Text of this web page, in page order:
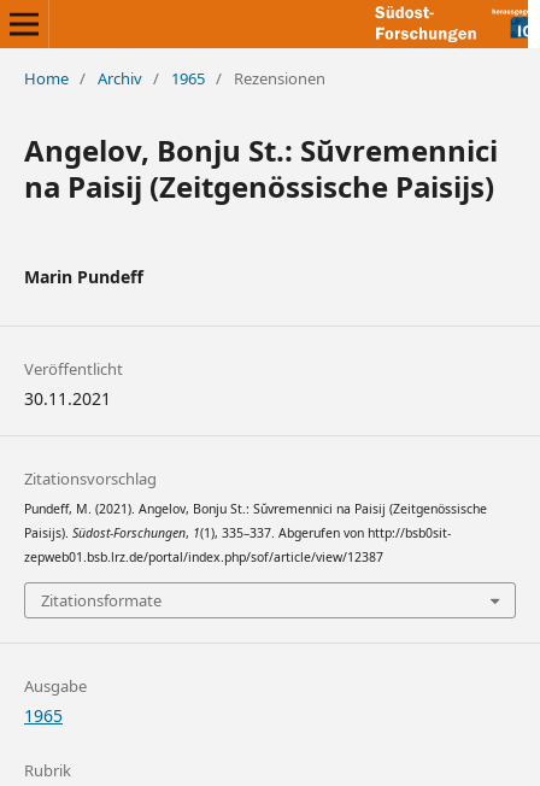
Home / Archiv / 1965 / Rezensionen
Angelov, Bonju St.: Sŭvremennici
na Paisij (Zeitgenössische Paisijs)
Marin Pundeff
Veröffentlicht
30.11.2021
Zitationsvorschlag
Pundeff, M. (2021). Angelov, Bonju St.: Sŭvremennici na Paisij (Zeitgenössische
Paisijs). Südost-Forschungen, 1(1), 335–337. Abgerufen von http://bsb0sit-
zepweb01.bsb.lrz.de/portal/index.php/sof/article/view/12387
Zitationsformate
Ausgabe
1965
Rubrik